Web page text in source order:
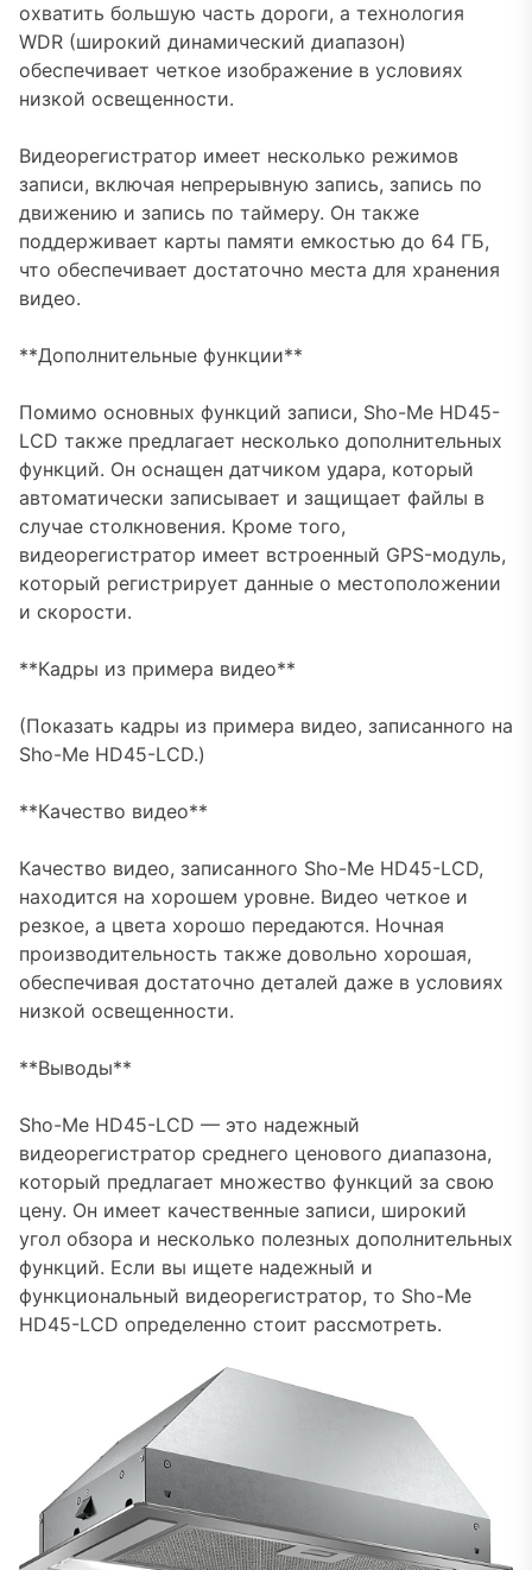
охватить большую часть дороги, а технология
WDR (широкий динамический диапазон)
обеспечивает четкое изображение в условиях
низкой освещенности.
Видеорегистратор имеет несколько режимов
записи, включая непрерывную запись, запись по
движению и запись по таймеру. Он также
поддерживает карты памяти емкостью до 64 ГБ,
что обеспечивает достаточно места для хранения
видео.
**Дополнительные функции**
Помимо основных функций записи, Sho-Me HD45-
LCD также предлагает несколько дополнительных
функций. Он оснащен датчиком удара, который
автоматически записывает и защищает файлы в
случае столкновения. Кроме того,
видеорегистратор имеет встроенный GPS-модуль,
который регистрирует данные о местоположении
и скорости.
**Кадры из примера видео**
(Показать кадры из примера видео, записанного на
Sho-Me HD45-LCD.)
**Качество видео**
Качество видео, записанного Sho-Me HD45-LCD,
находится на хорошем уровне. Видео четкое и
резкое, а цвета хорошо передаются. Ночная
производительность также довольно хорошая,
обеспечивая достаточно деталей даже в условиях
низкой освещенности.
**Выводы**
Sho-Me HD45-LCD — это надежный
видеорегистратор среднего ценового диапазона,
который предлагает множество функций за свою
цену. Он имеет качественные записи, широкий
угол обзора и несколько полезных дополнительных
функций. Если вы ищете надежный и
функциональный видеорегистратор, то Sho-Me
HD45-LCD определенно стоит рассмотреть.